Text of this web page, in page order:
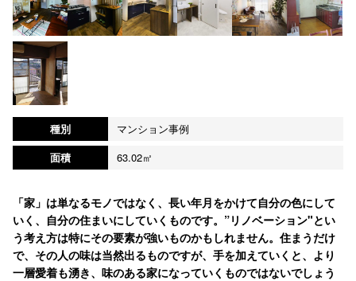
種別
マンション事例
面積
63.02㎡
「家」は単なるモノではなく、長い年月をかけて自分の色にして
いく、自分の住まいにしていくものです。”リノベーション"とい
う考え方は特にその要素が強いものかもしれません。住まうだけ
で、その人の味は当然出るものですが、手を加えていくと、より
一層愛着も湧き、味のある家になっていくものではないでしょう